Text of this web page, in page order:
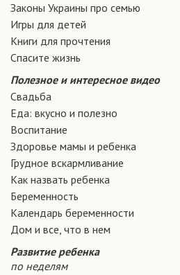
Законы Украины про семью
Игры для детей
Книги для прочтения
Спасите жизнь
Полезное и интересное видео
Свадьба
Еда: вкусно и полезно
Воспитание
Здоровье мамы и ребенка
Грудное вскармливание
Как назвать ребенка
Беременность
Календарь беременности
Дом и все, что в нем
Развитие ребенка
по неделям